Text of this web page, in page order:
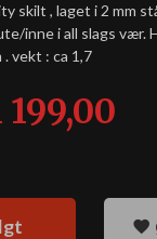
skilt , laget i 2 mm
inne i all slags vær.
. vekt : ca 1,7
199,00